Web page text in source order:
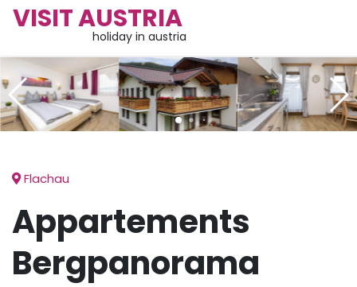
VISIT AUSTRIA
holiday in austria
Flachau
Appartements
Bergpanorama